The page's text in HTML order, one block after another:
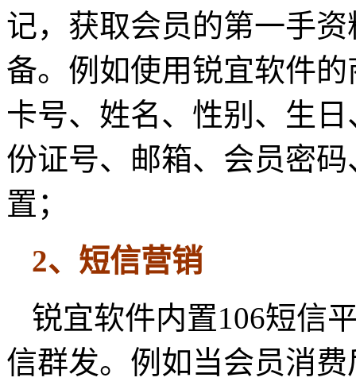
记，获取会员的第一手
备。例如使用锐宜软件
卡号、姓名、性别、生
份证号、邮箱、会员密
置；
2、短信营销
锐宜软件内置106短信
信群发。例如当会员消